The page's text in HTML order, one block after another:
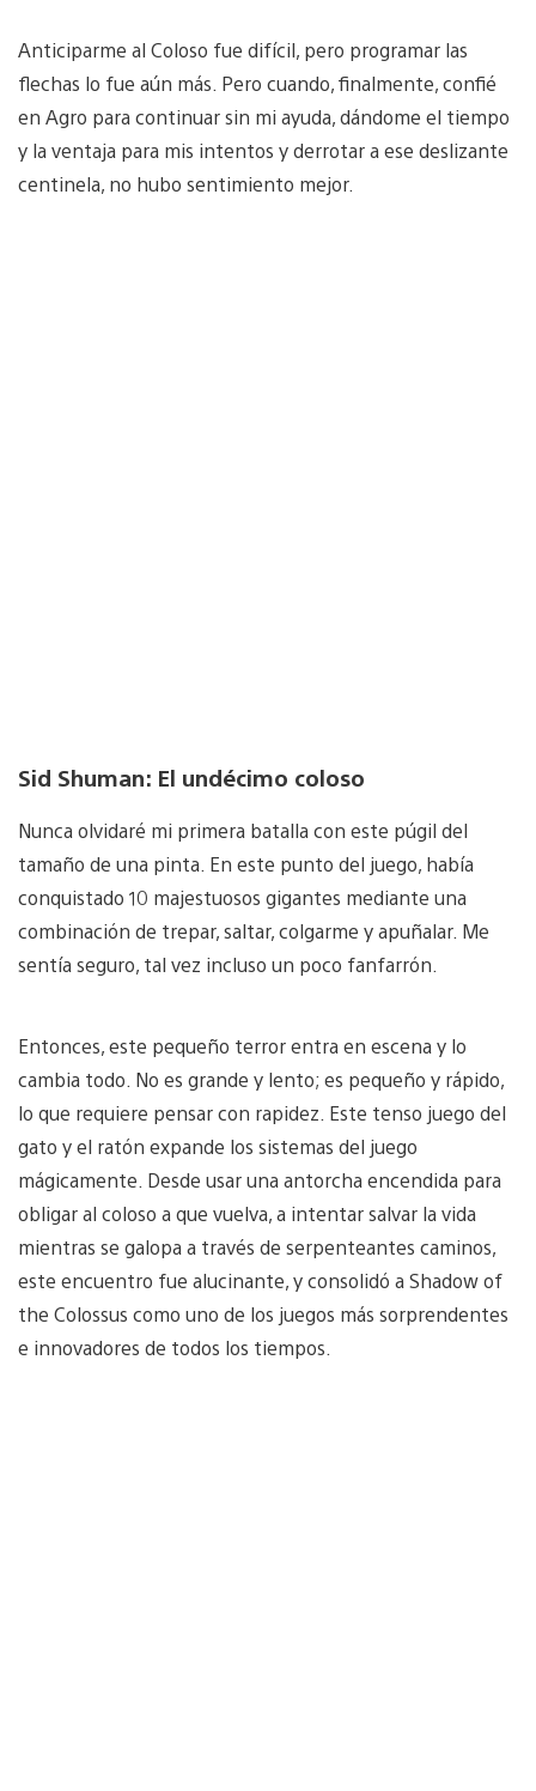
Anticiparme al Coloso fue difícil, pero programar las
flechas lo fue aún más. Pero cuando, finalmente, confié
en Agro para continuar sin mi ayuda, dándome el tiempo
y la ventaja para mis intentos y derrotar a ese deslizante
centinela, no hubo sentimiento mejor.
Sid Shuman: El undécimo coloso
Nunca olvidaré mi primera batalla con este púgil del
tamaño de una pinta. En este punto del juego, había
conquistado 10 majestuosos gigantes mediante una
combinación de trepar, saltar, colgarme y apuñalar. Me
sentía seguro, tal vez incluso un poco fanfarrón.
Entonces, este pequeño terror entra en escena y lo
cambia todo. No es grande y lento; es pequeño y rápido,
lo que requiere pensar con rapidez. Este tenso juego del
gato y el ratón expande los sistemas del juego
mágicamente. Desde usar una antorcha encendida para
obligar al coloso a que vuelva, a intentar salvar la vida
mientras se galopa a través de serpenteantes caminos,
este encuentro fue alucinante, y consolidó a Shadow of
the Colossus como uno de los juegos más sorprendentes
e innovadores de todos los tiempos.